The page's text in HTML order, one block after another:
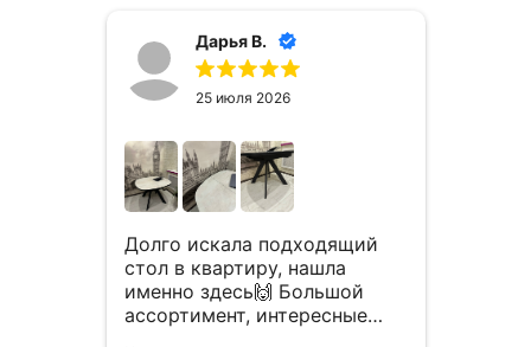
Дарья В.
25 июля 2026
Долго искала подходящий
стол в квартиру, нашла
именно здесь🙌 Большой
ассортимент, интересные